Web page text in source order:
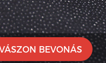
BEVONÁS